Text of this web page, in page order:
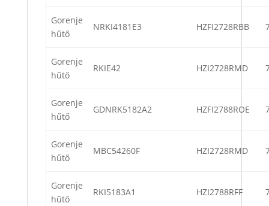
Gorenje
hűtő
NRKI4181E3 HZFI2728RBB
Gorenje
hűtő
RKIE42 HZI2728RMD
Gorenje
hűtő
GDNRK5182A2 HZFI2788ROE
Gorenje
hűtő
MBC54260F HZI2728RMD
Gorenje
hűtő
RKI5183A1 HZI2788RFF